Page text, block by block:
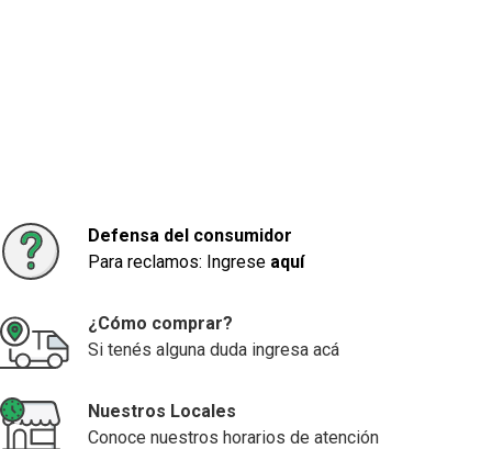
Defensa del consumidor
Para reclamos: Ingrese aquí
¿Cómo comprar?
Si tenés alguna duda ingresa acá
Nuestros Locales
Conoce nuestros horarios de atención